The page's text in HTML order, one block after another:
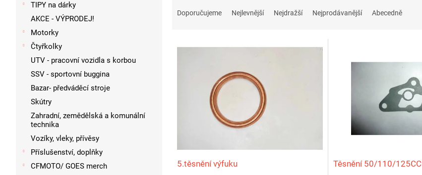
TIPY na dárky
AKCE - VÝPRODEJ!
Motorky
Čtyřkolky
UTV - pracovní vozidla s korbou
SSV - sportovní buggina
Bazar- předváděcí stroje
Skútry
Zahradní, zemědělská a komunální
technika
Vozíky, vleky, přívěsy
Příslušenství, doplňky
CFMOTO/ GOES merch
n
ů
Doporučujeme Nejlevnější Nejdražší Nejprodávanější Abecedně
5.těsnění výfuku Těsnění 50/110/125CC